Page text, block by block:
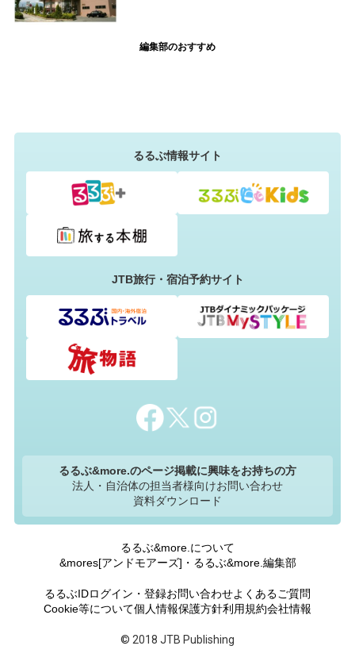
編集部のおすすめ
るるぶ情報サイト
JTB旅行・宿泊予約サイト
るるぶ&more.のページ掲載に興味をお持ちの方
法人・自治体の担当者様向けお問い合わせ
資料ダウンロード
るるぶ&more.について
&mores[アンドモアーズ]・るるぶ&more.編集部
るるぶIDログイン・登録お問い合わせよくあるご質問
Cookie等について個人情報保護方針利用規約会社情報
© 2018 JTB Publishing